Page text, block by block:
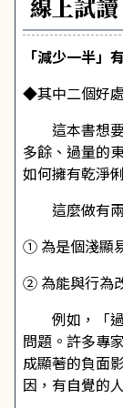
線上試讀
「減少一半」
◆其中二個好處
這本書想要
多餘、過量的
如何擁有乾淨
這麼做有兩
① 為是個淺顯
② 為能與行為
例如，「過
問題。許多專
成顯著的負面
因，有自覺的